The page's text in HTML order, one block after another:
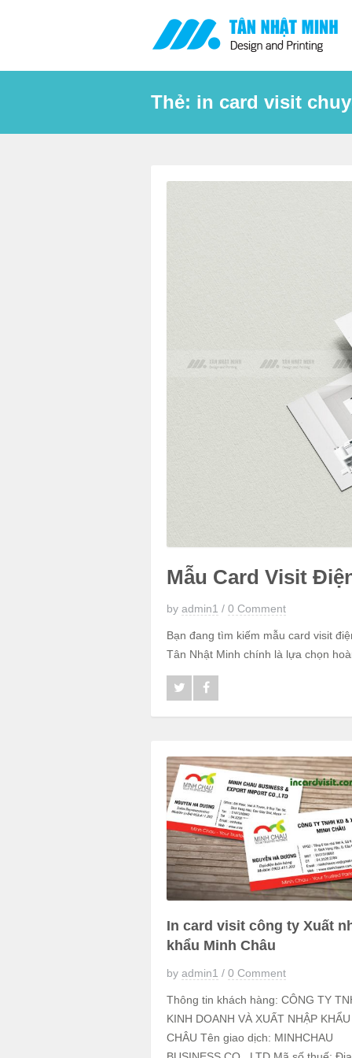
Thẻ: in card visit
Mẫu Card Visit
by admin1 / 0 Comment
Bạn đang tìm kiếm mẫu card visit
Tân Nhật Minh chính là lựa chọn
In card visit công ty Xuất
khẩu Minh Châu
by admin1 / 0 Comment
Thông tin khách hàng: CÔNG TY
KINH DOANH VÀ XUẤT NHẬP
CHÂU Tên giao dịch: MINHCHAU